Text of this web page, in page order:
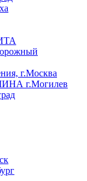
г.Москва
г.Могилев